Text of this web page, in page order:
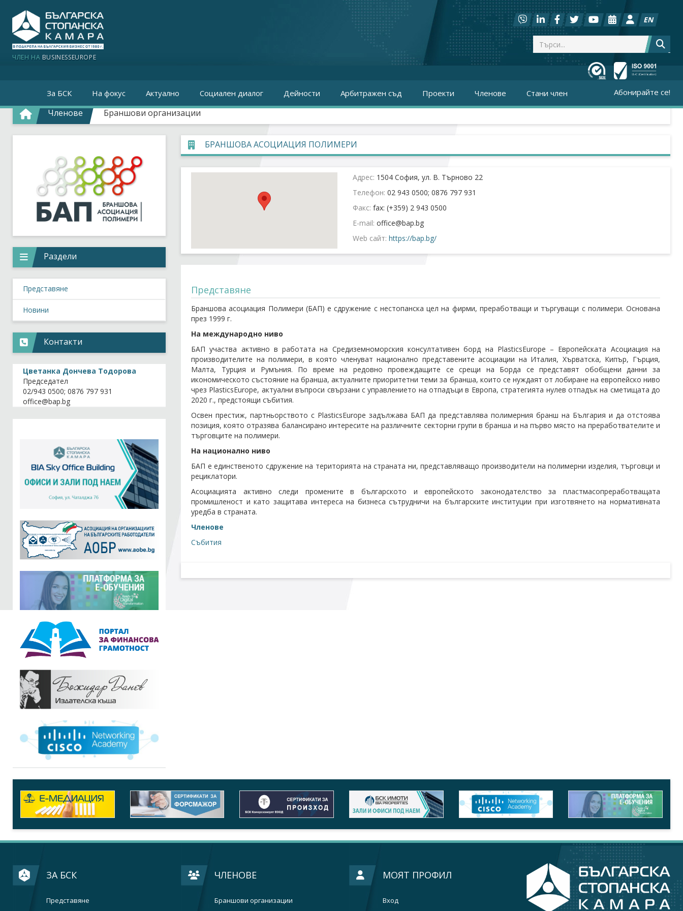
ЧЛЕН НА BUSINESSEUROPE
EN
За БСК На фокус Актуално Социален диалог Дейности Арбитражен съд Проекти Членове Стани член Абонирайте се!
Членове Браншови организации
БРАНШОВА АСОЦИАЦИЯ ПОЛИМЕРИ
Адрес: 1504 София, ул. В. Търново 22
Телефон: 02 943 0500; 0876 797 931
Факс: fax: (+359) 2 943 0500
E-mail:
Web сайт: https://bap.bg/
Представяне
Браншова асоциация Полимери (БАП) е сдружение с нестопанска цел на фирми, преработващи и търгуващи с полимери. Основана
през 1999 г.
На международно ниво
БАП участва активно в работата на Средиземноморския консултативен борд на PlasticsEurope – Европейската Асоциация на
производителите на полимери, в която членуват национално представените асоциации на Италия, Хърватска, Кипър, Гърция,
Малта, Турция и Румъния. По време на редовно провеждащите се срещи на Борда се представят обобщени данни за
икономическото състояние на бранша, актуалните приоритетни теми за бранша, които се нуждаят от лобиране на европейско ниво
чрез PlasticsEurope, актуални въпроси свързани с управлението на отпадъци в Европа, стратегията нулев отпадък на сметищата до
2020 г., предстоящи събития.
Освен престиж, партньорството с PlasticsEurope задължава БАП да представлява полимерния бранш на България и да отстоява
позиция, която отразява балансирано интересите на различните секторни групи в бранша и на първо място на преработвателите и
търговците на полимери.
На национално ниво
БАП е единственото сдружение на територията на страната ни, представляващо производители на полимерни изделия, търговци и
рециклатори.
Асоциацията активно следи промените в българското и европейското законодателство за пластмасопреработващата
промишленост и като защитава интереса на бизнеса сътрудничи на българските институции при изготвянето на нормативната
уредба в страната.
Членове
Събития
Раздели
Представяне
Новини
Контакти
Цветанка Дончева Тодорова
Председател
02/943 0500; 0876 797 931
ЗА БСК
Представяне
ЧЛЕНОВЕ
Браншови организации
МОЯТ ПРОФИЛ
Вход